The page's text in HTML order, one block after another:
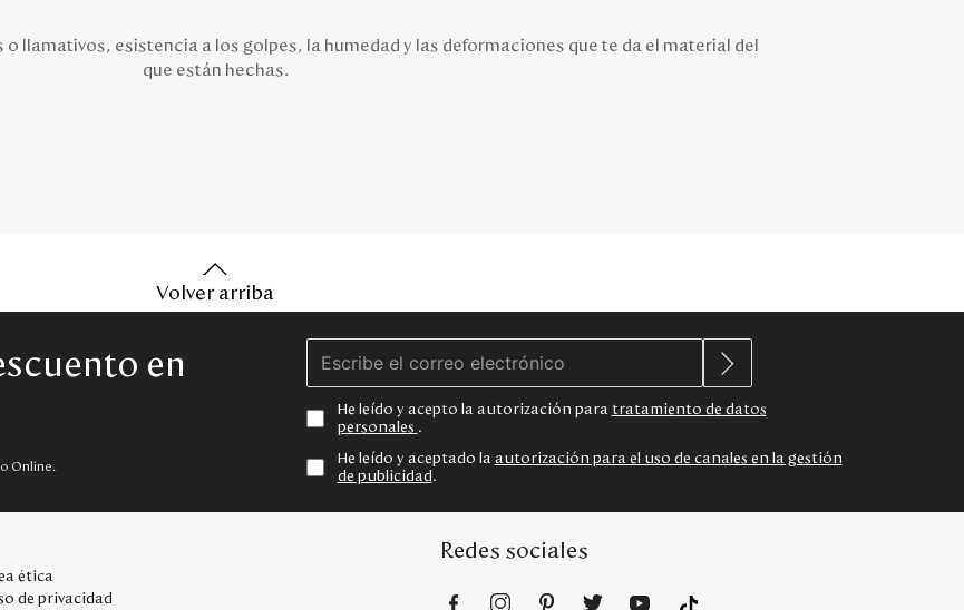
llamativos, esistencia a los golpes, la humedad y las deformaciones que te da el material del
que están hechas.
Volver arriba
en
Online.
He leído y acepto la autorización para tratamiento de datos
personales .
He leído y aceptado la autorización para el uso de canales en la gestión
de publicidad .
ética
de privacidad
Redes sociales